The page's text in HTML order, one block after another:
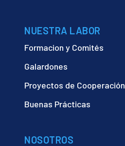
NUESTRA LABOR
Formacion y Comités
Galardones
Proyectos de Cooperación
Buenas Prácticas
NOSOTROS